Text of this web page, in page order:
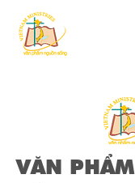
VĂN